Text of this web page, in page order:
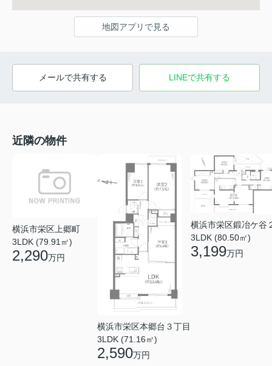
地図アプリで見る
メールで共有する LINEで共有する
近隣の物件
横浜市栄区上郷町
3LDK (79.91㎡)
2,290万円
横浜市栄区本郷台３丁目
3LDK (71.16㎡)
2,590万円
横浜市栄区鍛冶ケ谷
3LDK (80.50㎡)
3,199万円